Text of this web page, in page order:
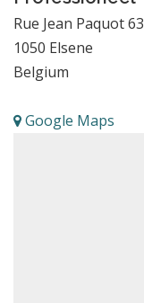
Rue Jean Paquot 63
1050 Elsene
Belgium
Google Maps